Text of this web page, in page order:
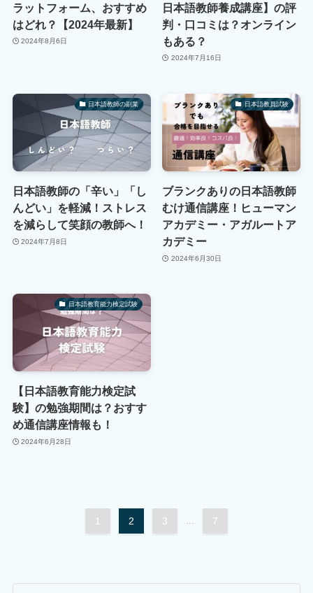
ラットフォーム、おすすめ
はどれ？【2024年最新】
2024年8月6日
日本語教師養成講座】の評
判・口コミは？オンライン
もある？
2024年7月16日
日本語教師の副業
日本語教師の「辛い」「し
んどい」を軽減！ストレス
を減らして笑顔の教師へ！
2024年7月8日
日本語教員試験
ブランクありの日本語教師
むけ通信講座！ヒューマン
アカデミー・アガルートア
カデミー
2024年6月30日
日本語教育能力検定試験
【日本語教育能力検定試
験】の勉強期間は？おすす
め通信講座情報も！
2024年6月28日
1 2 3 ... 7